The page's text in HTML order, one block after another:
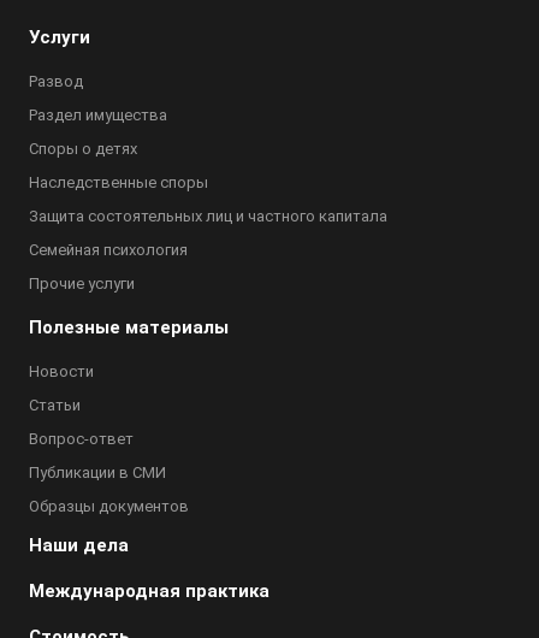
Услуги
Развод
Раздел имущества
Споры о детях
Наследственные споры
Защита состоятельных лиц и частного капитала
Семейная психология
Прочие услуги
Полезные материалы
Новости
Статьи
Вопрос-ответ
Публикации в СМИ
Образцы документов
Наши дела
Международная практика